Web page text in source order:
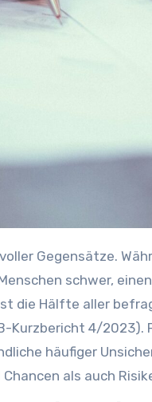
schwer,
die Hälfte aller
Kurzbericht 4/2023).
häufiger
als auch